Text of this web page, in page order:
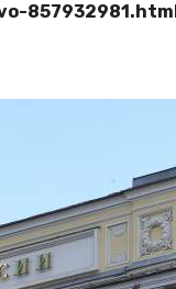
857932981.html